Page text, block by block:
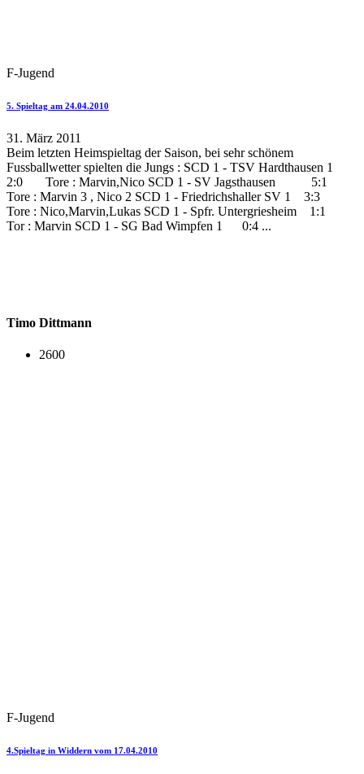
F-Jugend
5. Spieltag am 24.04.2010
31. März 2011
Beim letzten Heimspieltag der Saison, bei sehr schönem
Fussballwetter spielten die Jungs : SCD 1 - TSV Hardthausen 1
2:0 Tore : Marvin,Nico SCD 1 - SV Jagsthausen 5:1
Tore : Marvin 3 , Nico 2 SCD 1 - Friedrichshaller SV 1 3:3
Tore : Nico,Marvin,Lukas SCD 1 - Spfr. Untergriesheim 1:1
Tor : Marvin SCD 1 - SG Bad Wimpfen 1 0:4 ...
Timo Dittmann
2600
F-Jugend
4.Spieltag in Widdern vom 17.04.2010